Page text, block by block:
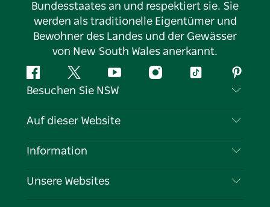
Bundesstaates an und respektiert sie. Sie
werden als traditionelle Eigentümer und
Bewohner des Landes und der Gewässer
von New South Wales anerkannt.
FacebookTwitter YouTubeInstagramTikTok
Besuchen Sie NSW
Kontaktieren Sie uns
Cookie-Hinweis
Auf dieser Website
Reiseziele
Information
Reiseinformationen
Unsere Websites